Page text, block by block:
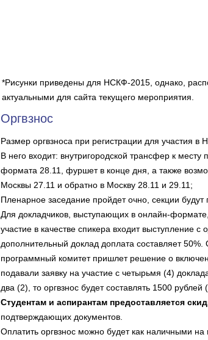
*Рисунки приведены для НСКФ-2015, однако,
актуальными для сайта текущего мероприятия.
Оргвзнос
Размер оргвзноса при регистрации для участия в
В него входит: внутригородской трансфер к
формата 28.11, фуршет в конце дня, а также
Москвы 27.11 и обратно в Москву 28.11 и 29.11;
Пленарное заседание пройдет очно, секции
Для докладчиков, выступающих в онлайн-
участие в качестве спикера входит выступление
дополнительный доклад доплата составляет 50%.
программный комитет пришлет решение о
подавали заявку на участие с четырьмя (4)
два (2), то оргвзнос будет составлять 1500
Студентам и аспирантам предоставляется
подтверждающих документов.
Оплатить оргвзнос можно будет как наличными на